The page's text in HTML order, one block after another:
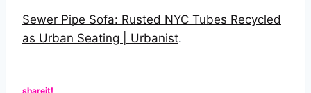
Sewer Pipe Sofa: Rusted NYC Tubes Recycled
as Urban Seating | Urbanist.
shareit!